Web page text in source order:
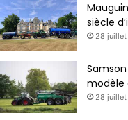
siècle
28
Samson
28